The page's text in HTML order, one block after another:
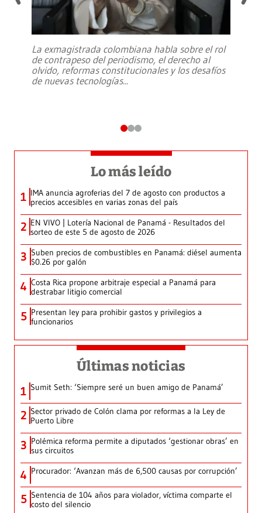
La exmagistrada colombiana habla sobre el rol
de contrapeso del periodismo, el derecho al
olvido, reformas constitucionales y los desafíos
de nuevas tecnologías...
Lo más leído
1 IMA anuncia agroferias del 7 de agosto con productos a
precios accesibles en varias zonas del país
2 EN VIVO | Lotería Nacional de Panamá - Resultados del
sorteo de este 5 de agosto de 2026
3 Suben precios de combustibles en Panamá: diésel aumenta
$0.26 por galón
4 Costa Rica propone arbitraje especial a Panamá para
destrabar litigio comercial
5 Presentan ley para prohibir gastos y privilegios a
funcionarios
Últimas noticias
1 Sumit Seth: ‘Siempre seré un buen amigo de Panamá’
2 Sector privado de Colón clama por reformas a la Ley de
Puerto Libre
3 Polémica reforma permite a diputados ‘gestionar obras’ en
sus circuitos
4 Procurador: ‘Avanzan más de 6,500 causas por corrupción’
5 Sentencia de 104 años para violador, víctima comparte el
costo del silencio